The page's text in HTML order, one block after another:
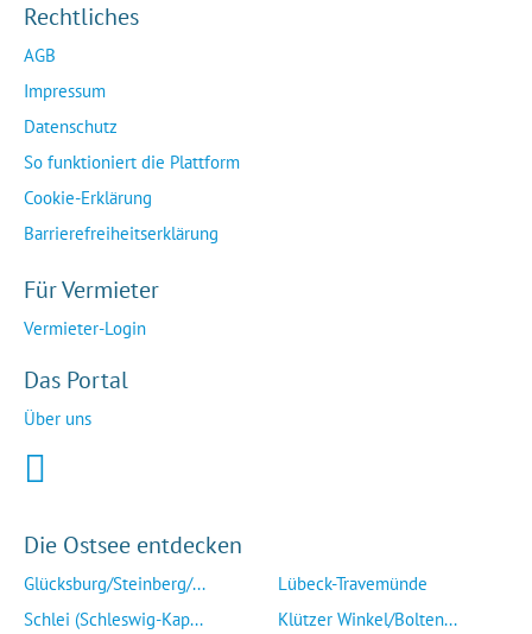
Rechtliches
AGB
Impressum
Datenschutz
So funktioniert die Plattform
Cookie-Erklärung
Barrierefreiheitserklärung
Für Vermieter
Vermieter-Login
Das Portal
Über uns
Die Ostsee entdecken
Glücksburg/Steinberg/...
Schlei (Schleswig-Kap...
Lübeck-Travemünde
Klützer Winkel/Bolten...